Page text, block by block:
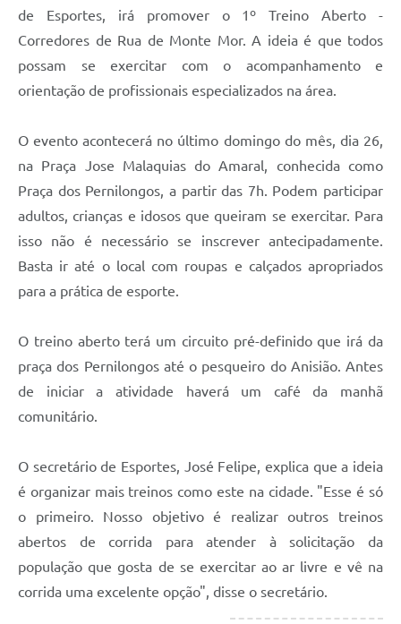
de Esportes, irá promover o 1º Treino Aberto -
Corredores de Rua de Monte Mor. A ideia é que todos
possam se exercitar com o acompanhamento e
orientação de profissionais especializados na área.
O evento acontecerá no último domingo do mês, dia 26,
na Praça Jose Malaquias do Amaral, conhecida como
Praça dos Pernilongos, a partir das 7h. Podem participar
adultos, crianças e idosos que queiram se exercitar. Para
isso não é necessário se inscrever antecipadamente.
Basta ir até o local com roupas e calçados apropriados
para a prática de esporte.
O treino aberto terá um circuito pré-definido que irá da
praça dos Pernilongos até o pesqueiro do Anisião. Antes
de iniciar a atividade haverá um café da manhã
comunitário.
O secretário de Esportes, José Felipe, explica que a ideia
é organizar mais treinos como este na cidade. "Esse é só
o primeiro. Nosso objetivo é realizar outros treinos
abertos de corrida para atender à solicitação da
população que gosta de se exercitar ao ar livre e vê na
corrida uma excelente opção", disse o secretário.